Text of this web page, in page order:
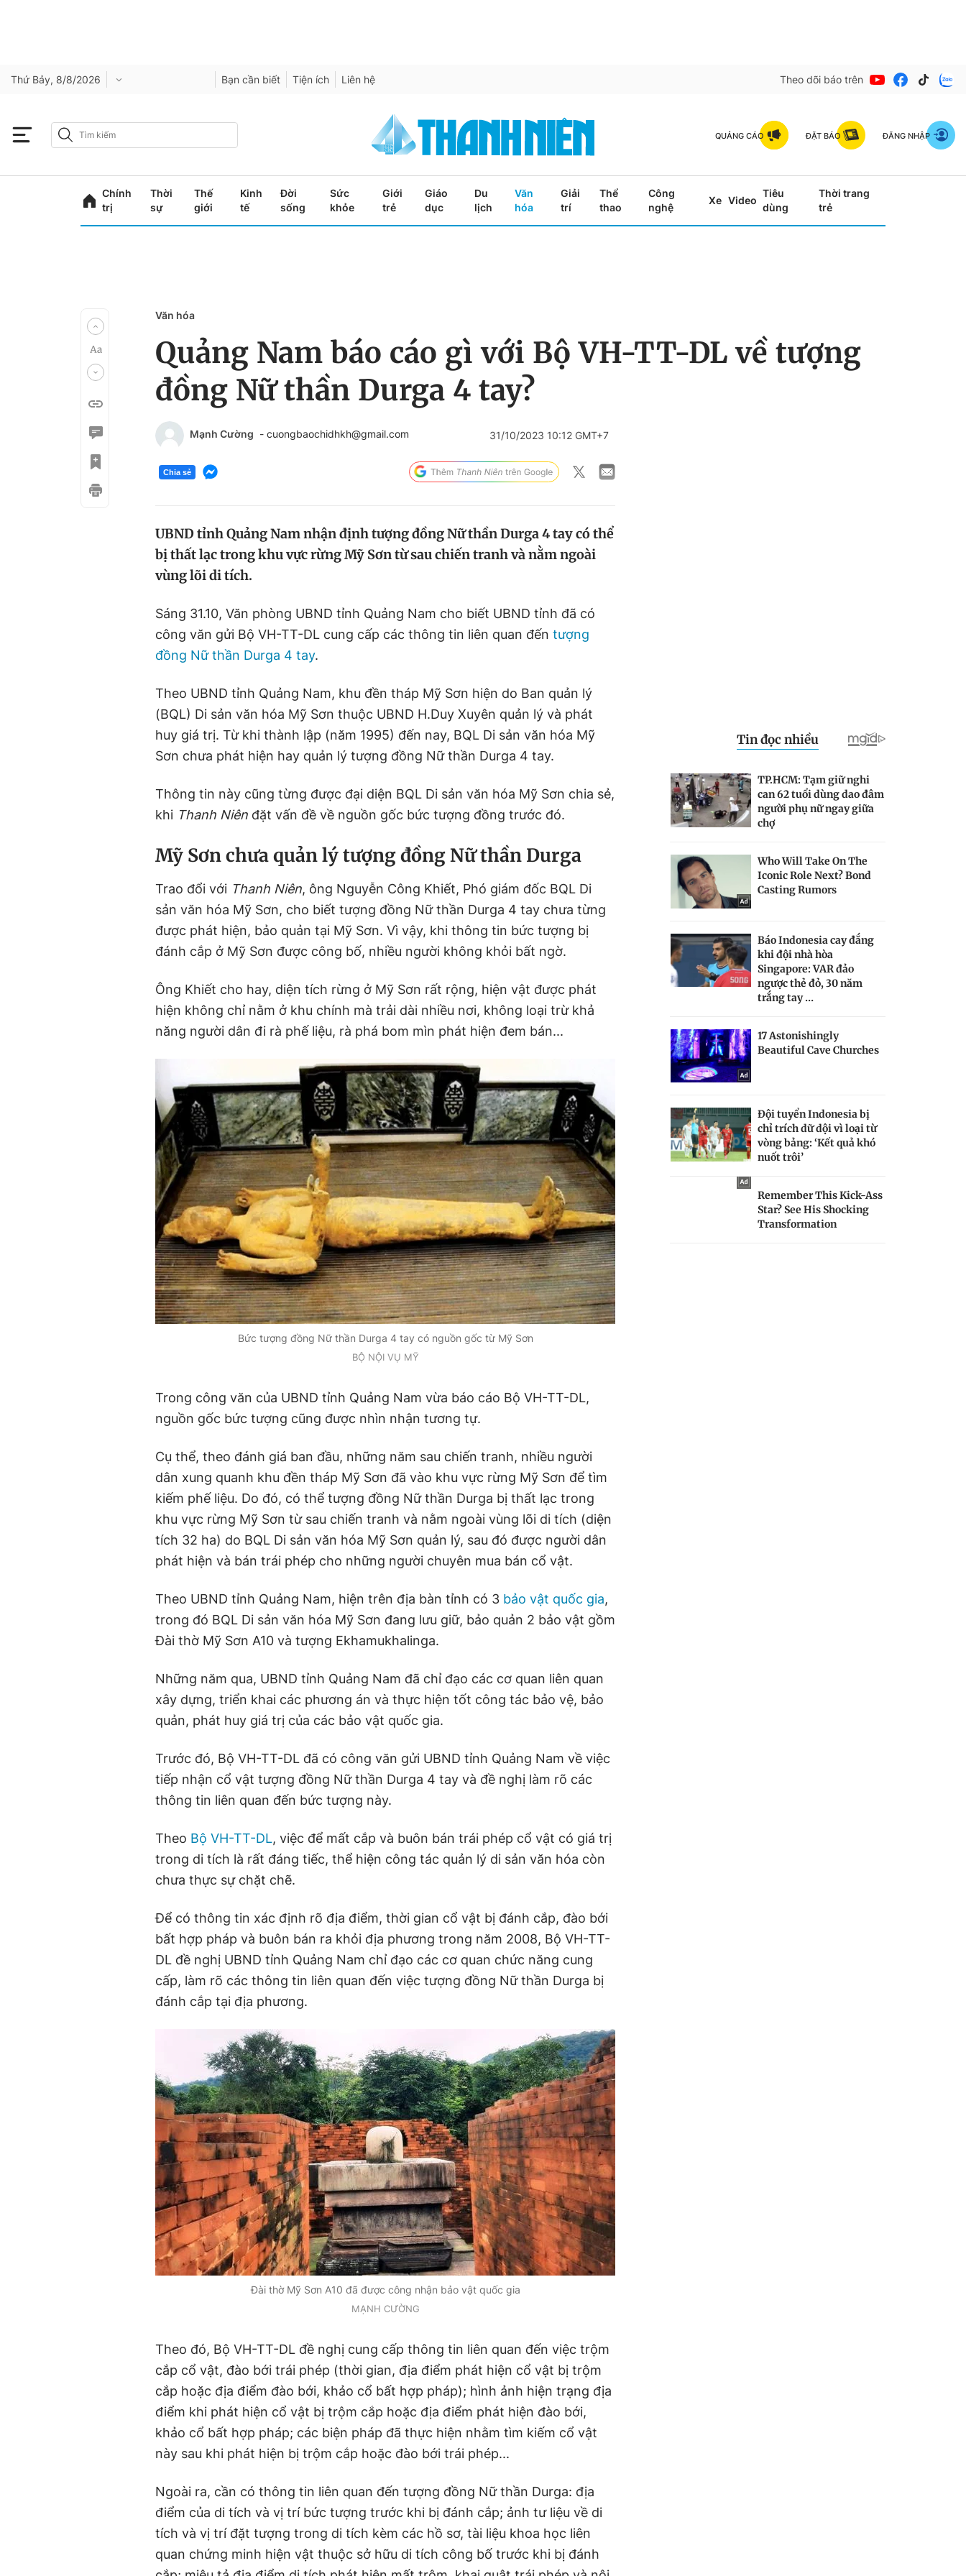
Thứ Bảy, 8/8/2026 Bạn cần biết Tiện ích Liên hệ Theo dõi báo trên
QUẢNG CÁO ĐẶT BÁO ĐĂNG NHẬP
Chính
trị
Thời
sự
Thế
giới
Kinh
tế
Đời
sống
Sức
khỏe
Giới
trẻ
Giáo
dục
Du
lịch
Văn
hóa
Giải
trí
Thể
thao
Công
nghệ
Xe Video
Tiêu
dùng
Thời trang
trẻ
Văn hóa
Quảng Nam báo cáo gì với Bộ VH-TT-DL về tượng
đồng Nữ thần Durga 4 tay?
Mạnh Cường - cuongbaochidhkh@gmail.com 31/10/2023 10:12 GMT+7
Chia sẻ
UBND tỉnh Quảng Nam nhận định tượng đồng Nữ thần Durga 4 tay có thể
bị thất lạc trong khu vực rừng Mỹ Sơn từ sau chiến tranh và nằm ngoài
vùng lõi di tích.
Sáng 31.10, Văn phòng UBND tỉnh Quảng Nam cho biết UBND tỉnh đã có
công văn gửi Bộ VH-TT-DL cung cấp các thông tin liên quan đến tượng
đồng Nữ thần Durga 4 tay.
Theo UBND tỉnh Quảng Nam, khu đền tháp Mỹ Sơn hiện do Ban quản lý
(BQL) Di sản văn hóa Mỹ Sơn thuộc UBND H.Duy Xuyên quản lý và phát
huy giá trị. Từ khi thành lập (năm 1995) đến nay, BQL Di sản văn hóa Mỹ
Sơn chưa phát hiện hay quản lý tượng đồng Nữ thần Durga 4 tay.
Thông tin này cũng từng được đại diện BQL Di sản văn hóa Mỹ Sơn chia sẻ,
khi Thanh Niên đặt vấn đề về nguồn gốc bức tượng đồng trước đó.
Mỹ Sơn chưa quản lý tượng đồng Nữ thần Durga
Trao đổi với Thanh Niên, ông Nguyễn Công Khiết, Phó giám đốc BQL Di
sản văn hóa Mỹ Sơn, cho biết tượng đồng Nữ thần Durga 4 tay chưa từng
được phát hiện, bảo quản tại Mỹ Sơn. Vì vậy, khi thông tin bức tượng bị
đánh cắp ở Mỹ Sơn được công bố, nhiều người không khỏi bất ngờ.
Ông Khiết cho hay, diện tích rừng ở Mỹ Sơn rất rộng, hiện vật được phát
hiện không chỉ nằm ở khu chính mà trải dài nhiều nơi, không loại trừ khả
năng người dân đi rà phế liệu, rà phá bom mìn phát hiện đem bán...
Bức tượng đồng Nữ thần Durga 4 tay có nguồn gốc từ Mỹ Sơn
BỘ NỘI VỤ MỸ
Trong công văn của UBND tỉnh Quảng Nam vừa báo cáo Bộ VH-TT-DL,
nguồn gốc bức tượng cũng được nhìn nhận tương tự.
Cụ thể, theo đánh giá ban đầu, những năm sau chiến tranh, nhiều người
dân xung quanh khu đền tháp Mỹ Sơn đã vào khu vực rừng Mỹ Sơn để tìm
kiếm phế liệu. Do đó, có thể tượng đồng Nữ thần Durga bị thất lạc trong
khu vực rừng Mỹ Sơn từ sau chiến tranh và nằm ngoài vùng lõi di tích (diện
tích 32 ha) do BQL Di sản văn hóa Mỹ Sơn quản lý, sau đó được người dân
phát hiện và bán trái phép cho những người chuyên mua bán cổ vật.
Theo UBND tỉnh Quảng Nam, hiện trên địa bàn tỉnh có 3 bảo vật quốc gia,
trong đó BQL Di sản văn hóa Mỹ Sơn đang lưu giữ, bảo quản 2 bảo vật gồm
Đài thờ Mỹ Sơn A10 và tượng Ekhamukhalinga.
Những năm qua, UBND tỉnh Quảng Nam đã chỉ đạo các cơ quan liên quan
xây dựng, triển khai các phương án và thực hiện tốt công tác bảo vệ, bảo
quản, phát huy giá trị của các bảo vật quốc gia.
Trước đó, Bộ VH-TT-DL đã có công văn gửi UBND tỉnh Quảng Nam về việc
tiếp nhận cổ vật tượng đồng Nữ thần Durga 4 tay và đề nghị làm rõ các
thông tin liên quan đến bức tượng này.
Theo Bộ VH-TT-DL, việc để mất cắp và buôn bán trái phép cổ vật có giá trị
trong di tích là rất đáng tiếc, thể hiện công tác quản lý di sản văn hóa còn
chưa thực sự chặt chẽ.
Để có thông tin xác định rõ địa điểm, thời gian cổ vật bị đánh cắp, đào bới
bất hợp pháp và buôn bán ra khỏi địa phương trong năm 2008, Bộ VH-TT-
DL đề nghị UBND tỉnh Quảng Nam chỉ đạo các cơ quan chức năng cung
cấp, làm rõ các thông tin liên quan đến việc tượng đồng Nữ thần Durga bị
đánh cắp tại địa phương.
Đài thờ Mỹ Sơn A10 đã được công nhận bảo vật quốc gia
MẠNH CƯỜNG
Theo đó, Bộ VH-TT-DL đề nghị cung cấp thông tin liên quan đến việc trộm
cắp cổ vật, đào bới trái phép (thời gian, địa điểm phát hiện cổ vật bị trộm
cắp hoặc địa điểm đào bới, khảo cổ bất hợp pháp); hình ảnh hiện trạng địa
điểm khi phát hiện cổ vật bị trộm cắp hoặc địa điểm phát hiện đào bới,
khảo cổ bất hợp pháp; các biện pháp đã thực hiện nhằm tìm kiếm cổ vật
này sau khi phát hiện bị trộm cắp hoặc đào bới trái phép...
Ngoài ra, cần có thông tin liên quan đến tượng đồng Nữ thần Durga: địa
điểm của di tích và vị trí bức tượng trước khi bị đánh cắp; ảnh tư liệu về di
tích và vị trí đặt tượng trong di tích kèm các hồ sơ, tài liệu khoa học liên
quan chứng minh hiện vật thuộc sở hữu di tích công bố trước khi bị đánh